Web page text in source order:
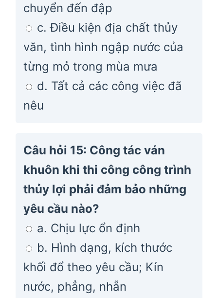
chuyển đến đập
c. Điều kiện địa chất thủy
văn, tình hình ngập nước của
từng mỏ trong mùa mưa
d. Tất cả các công việc đã
nêu
Câu hỏi 15: Công tác ván
khuôn khi thi công công trình
thủy lợi phải đảm bảo những
yêu cầu nào?
a. Chịu lực ổn định
b. Hình dạng, kích thước
khối đổ theo yêu cầu; Kín
nước, phẳng, nhẵn